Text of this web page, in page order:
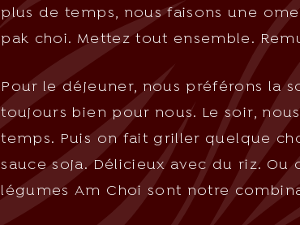
plus de temps, nous faisons une
pak choi. Mettez tout ensemble.
Pour le déjeuner, nous préférons la
toujours bien pour nous. Le soir,
temps. Puis on fait griller quelque
sauce soja. Délicieux avec du riz.
légumes Am Choi sont notre